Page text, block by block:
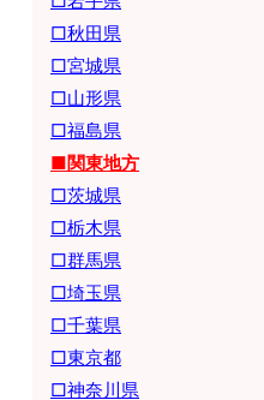
□秋田県
□宮城県
□山形県
□福島県
■関東地方
□茨城県
□栃木県
□群馬県
□埼玉県
□千葉県
□東京都
□神奈川県